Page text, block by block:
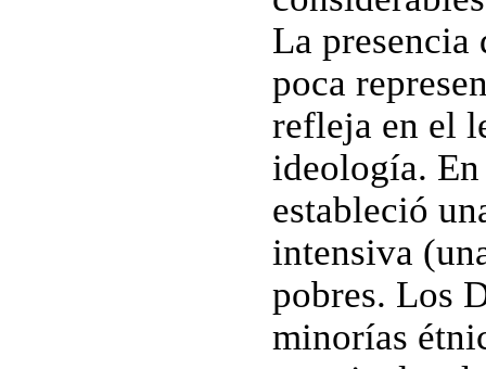
La presencia
poca
refleja en el
ideología.
estableció
intensiva
pobres. Los
minorías